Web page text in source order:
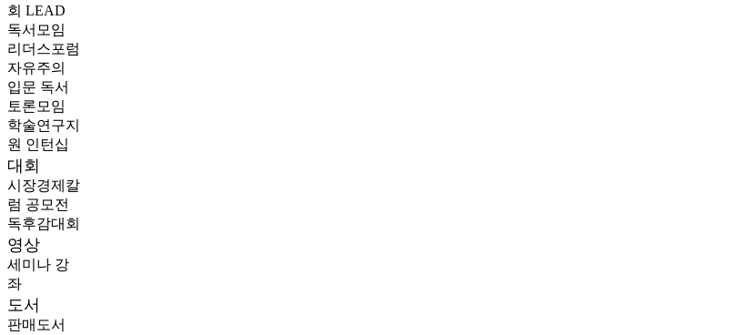
회 LEAD
독서모임
리더스포럼
자유주의
입문 독서
토론모임
학술연구지
원 인턴십
대회
시장경제칼
럼 공모전
독후감대회
영상
세미나 강
좌
도서
판매도서